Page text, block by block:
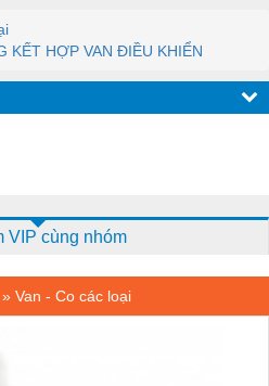
KẾT HỢP VAN ĐIỀU KHIỂN
VIP cùng nhóm
» Van - Co các loại